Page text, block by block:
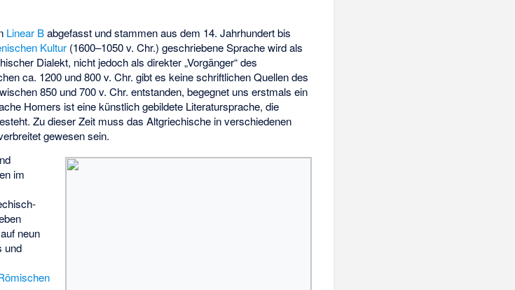
Linear Babgefasst und stammen aus dem 14. Jahrhundert bis
Kultur (1600–1050 v. Chr.) geschriebene Sprache wird als
Dialekt, nicht jedoch als direkter „Vorgänger“ des
ca. 1200 und 800 v. Chr. gibt es keine schriftlichen Quellen des
850 und 700 v. Chr. entstanden, begegnet uns erstmals ein
Homers ist eine künstlich gebildete Literatursprache, die
Zu dieser Zeit muss das Altgriechische in verschiedenen
gewesen sein.
im
auf neun
und